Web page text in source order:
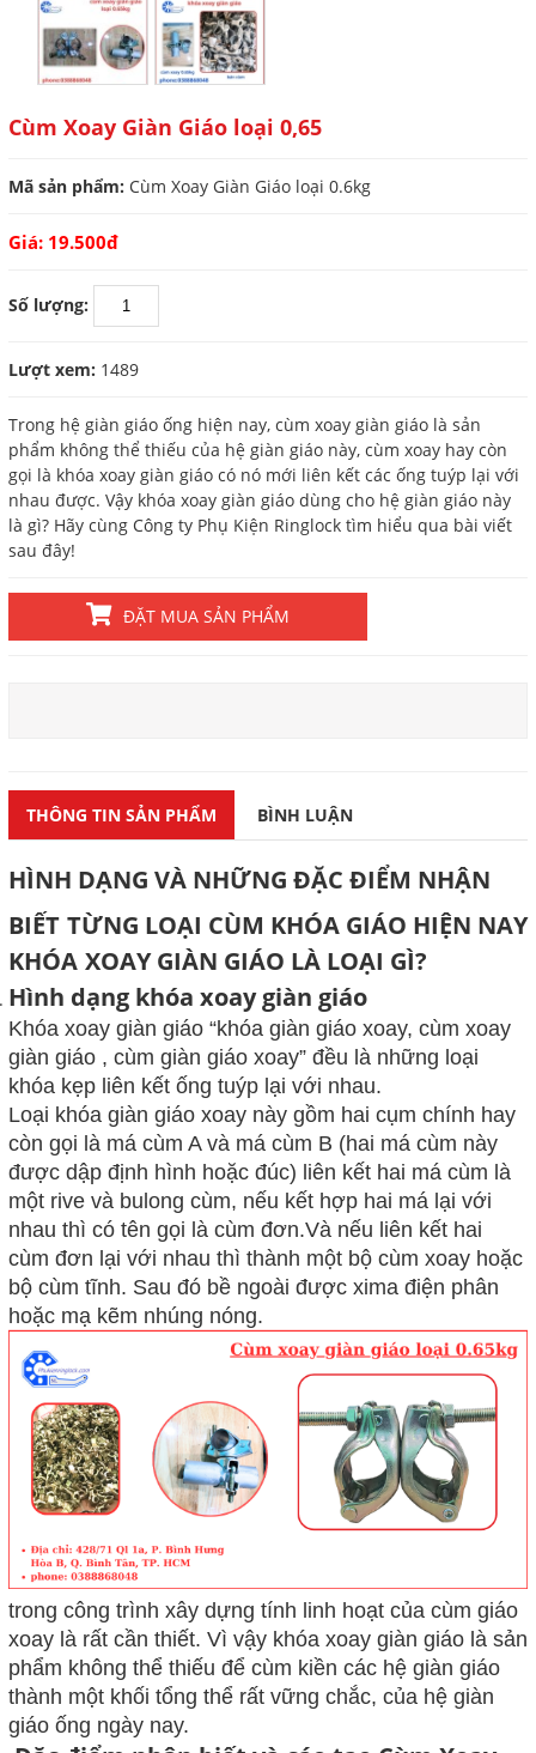
Cùm Xoay Giàn Giáo loại 0,65
Mã sản phẩm: Cùm Xoay Giàn Giáo loại 0.6kg
Giá: 19.500đ
Số lượng:
Lượt xem: 1489
Trong hệ giàn giáo ống hiện nay, cùm xoay giàn giáo là sản
phẩm không thể thiếu của hệ giàn giáo này, cùm xoay hay còn
gọi là khóa xoay giàn giáo có nó mới liên kết các ống tuýp lại với
nhau được. Vậy khóa xoay giàn giáo dùng cho hệ giàn giáo này
là gì? Hãy cùng Công ty Phụ Kiện Ringlock tìm hiểu qua bài viết
sau đây!
ĐẶT MUA SẢN PHẨM
THÔNG TIN SẢN PHẨM BÌNH LUẬN
HÌNH DẠNG VÀ NHỮNG ĐẶC ĐIỂM NHẬN
BIẾT TỪNG LOẠI CÙM KHÓA GIÁO HIỆN NAY
KHÓA XOAYGIÀN GIÁO LÀ LOẠI GÌ?
Hình dạng khóa xoay giàn giáo
Khóa xoay giàn giáo “khóa giàn giáo xoay, cùm xoay
giàn giáo , cùm giàn giáo xoay” đều là những loại
khóa kẹp liên kết ống tuýp lại với nhau.
Loại khóa giàn giáoxoaynày gồm hai cụm chính hay
còn gọi là má cùm A và má cùm B (hai má cùm này
được dập định hình hoặc đúc) liên kết hai má cùm là
một rive và bulong cùm, nếu kết hợp hai má lại với
nhau thì có tên gọi là cùm đơn.Và nếu liên kết hai
cùm đơn lại với nhau thì thành một bộ cùm xoay hoặc
bộ cùm tĩnh. Sau đó bề ngoài được xima điện phân
hoặc mạ kẽm nhúng nóng.
trong công trình xây dựng tính linh hoạt của cùm giáo
xoaylà rất cần thiết. Vì vậy khóa xoay giàn giáo là sản
phẩm không thể thiếu để cùm kiền các hệ giàn giáo
thành một khối tổng thể rất vững chắc, của hệ giàn
giáo ống ngày nay.